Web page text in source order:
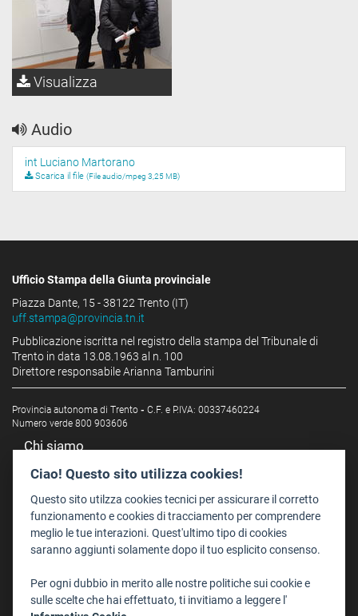
Visualizza
Audio
int Luciano Martorano
Scarica il file (File audio/mpeg 3,25 MB)
Ufficio Stampa della Giunta provinciale
Piazza Dante, 15 - 38122 Trento (IT)
uff.stampa@provincia.tn.it
Pubblicazione iscritta nel registro della stampa del Tribunale di
Trento in data 13.08.1963 al n. 100
Direttore responsabile Arianna Tamburini
Provincia autonoma di Trento - C.F. e P.IVA: 00337460224
Numero verde 800 903606
Chi siamo
Redazione
Staff
Format - Centro Audiovisivi
Trentino Film Commission
Dove Siamo
Struttura di riferimento
Ciao! Questo sito utilizza cookies!
Questo sito utilzza cookies tecnici per assicurare il corretto
funzionamento e cookies di tracciamento per comprendere
meglio le tue interazioni. Quest'ultimo tipo di cookies
saranno aggiunti solamente dopo il tuo esplicito consenso.
Per ogni dubbio in merito alle nostre politiche sui cookie e
sulle scelte che hai effettuato, ti invitiamo a leggere l'